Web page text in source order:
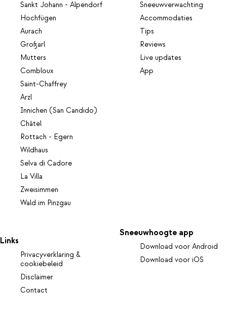
Sankt Johann - Alpendorf
Hochfügen
Aurach
Großarl
Mutters
Combloux
Saint-Chaffrey
Arzl
Innichen (San Candido)
Châtel
Rottach - Egern
Wildhaus
Selva di Cadore
La Villa
Zweisimmen
Wald im Pinzgau
Sneeuwverwachting
Accommodaties
Tips
Reviews
Live updates
App
Links
Privacyverklaring &
cookiebeleid
Disclaimer
Contact
Sneeuwhoogte app
Download voor Android
Download voor iOS